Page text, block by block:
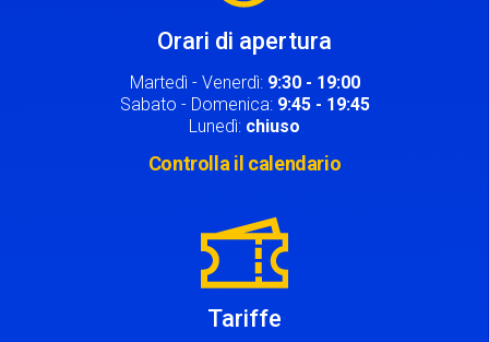
Orari di apertura
Martedì - Venerdì: 9:30 - 19:00
Sabato - Domenica: 9:45 - 19:45
Lunedì: chiuso
Controlla il calendario
Tariffe